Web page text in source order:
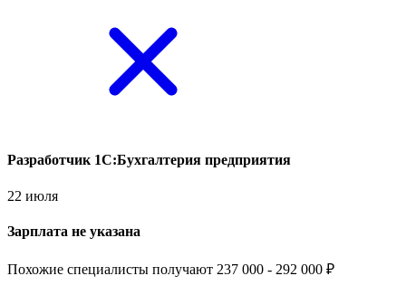
Разработчик 1С:Бухгалтерия предприятия
22 июля
Зарплата не указана
Похожие специалисты получают 237 000 - 292 000 ₽